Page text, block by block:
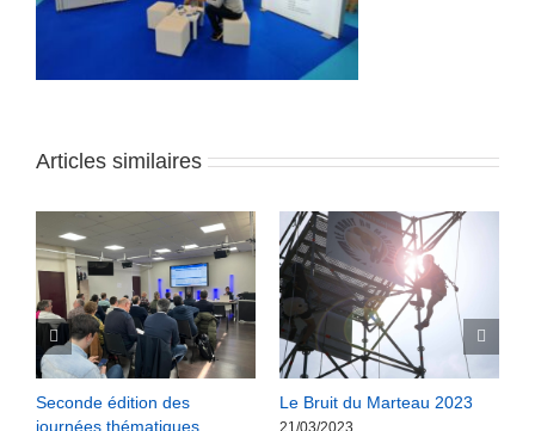
Articles similaires
Seconde édition des
journées thématiques
Le Bruit du Marteau 2023
21/03/2023